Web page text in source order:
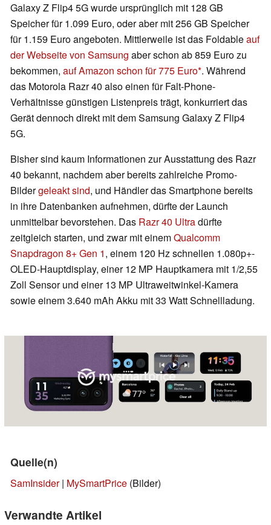
Galaxy Z Flip4 5G wurde ursprünglich mit 128 GB
Speicher für 1.099 Euro, oder aber mit 256 GB Speicher
für 1.159 Euro angeboten. Mittlerweile ist das Foldableauf
der Webseite von Samsung aber schon ab 859 Euro zu
bekommen, auf Amazon schon für 775 Euro . Während
das Motorola Razr 40 also einen für Falt-Phone-
Verhältnisse günstigen Listenpreis trägt, konkurriert das
Gerät dennoch direkt mit dem Samsung Galaxy Z Flip4
5G.
Bisher sind kaum Informationen zur Ausstattung des Razr
40 bekannt, nachdem aber bereits zahlreiche Promo-
Bildergeleakt sind, und Händler das Smartphone bereits
in ihre Datenbanken aufnehmen, dürfte der Launch
unmittelbar bevorstehen. Das Razr 40 Ultradürfte
zeitgleich starten, und zwar mit einemQualcomm
Snapdragon 8+ Gen 1, einem 120 Hz schnellen 1.080p+-
OLED-Hauptdisplay, einer 12 MP Hauptkamera mit 1/2,55
Zoll Sensor und einer 13 MP Ultraweitwinkel-Kamera
sowie einem 3.640 mAh Akku mit 33 Watt Schnellladung.
Quelle(n)
SamInsider| MySmartPrice (Bilder)
Verwandte Artikel